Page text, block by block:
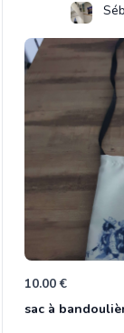
10.00 €
sac à